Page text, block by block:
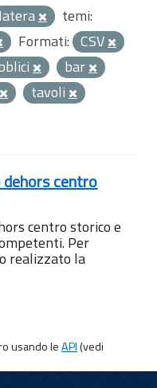
temi:
Formati: CSV
bar
tavoli
centro
centro storico e
Per
realizzato la
usando leAPI(vedi